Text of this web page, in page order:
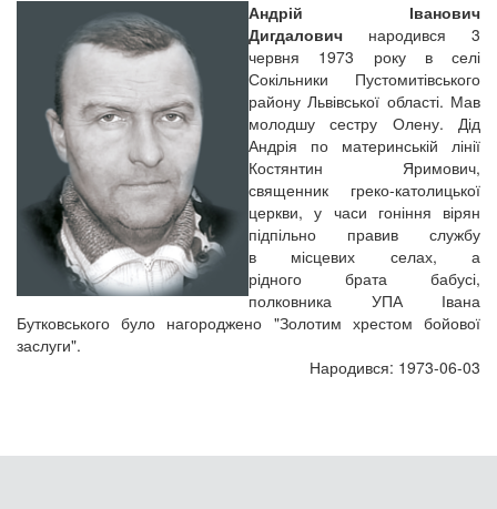
Андрій Іванович
Дигдалович народився 3
червня 1973 року в селі
Сокільники Пустомитівського
району Львівської області. Мав
молодшу сестру Олену. Дід
Андрія по материнській лінії
Костянтин Яримович,
священник греко-католицької
церкви, у часи гоніння вірян
підпільно правив службу
в місцевих селах, а
рідного брата бабусі,
полковника УПА Івана
Бутковського було нагороджено "Золотим хрестом бойової
заслуги".
Народився: 1973-06-03